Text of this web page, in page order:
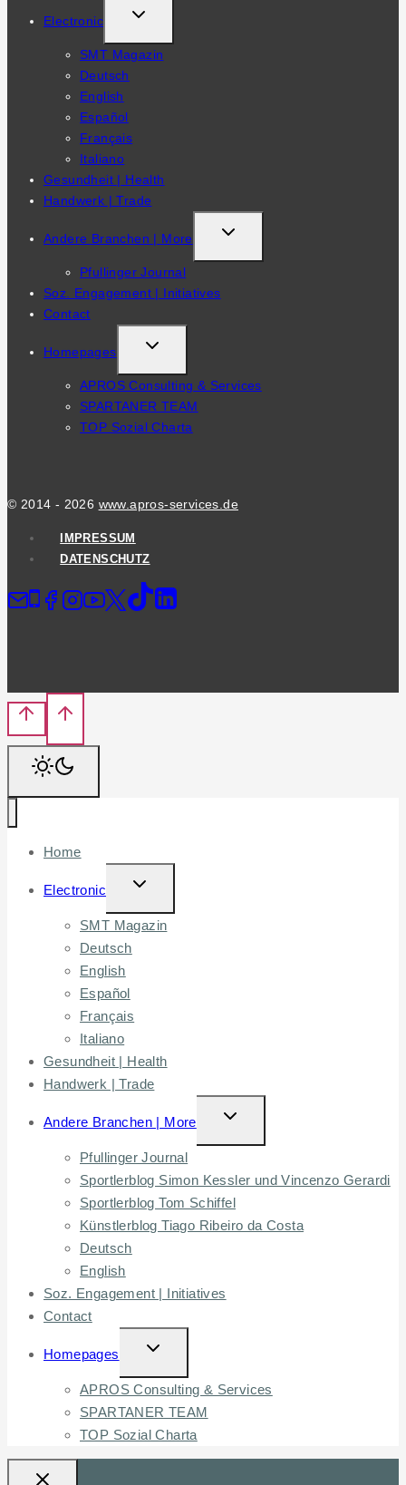
Electronic
TOGGLE
CHILD
MENU
SMT Magazin
Deutsch
English
Español
Français
Italiano
Gesundheit | Health
Handwerk | Trade
Andere Branchen | More
TOGGLE
CHILD
Pfullinger Journal
Soz. Engagement | Initiatives
Contact
Homepages
TOGGLE
CHILD
APROS Consulting & Services
SPARTANER TEAM
TOP Sozial Charta
© 2014 - 2026 www.apros-services.de
IMPRESSUM
DATENSCHUTZ
Home
Electronic
TOGGLE
CHILD
MENU
SMT Magazin
Deutsch
English
Español
Français
Italiano
Gesundheit | Health
Handwerk | Trade
Andere Branchen | More
TOGGLE
CHILD
Pfullinger Journal
Sportlerblog Simon Kessler und Vincenzo Gerardi
Sportlerblog Tom Schiffel
Künstlerblog Tiago Ribeiro da Costa
Deutsch
English
Soz. Engagement | Initiatives
Contact
Homepages
TOGGLE
CHILD
MENU
APROS Consulting & Services
SPARTANER TEAM
TOP Sozial Charta